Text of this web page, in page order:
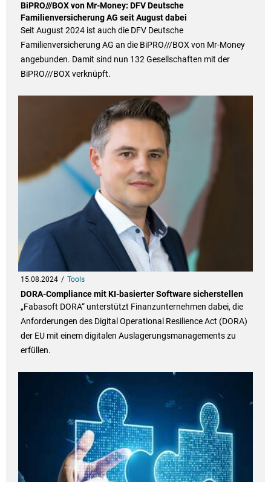
BiPRO///BOX von Mr-Money: DFV Deutsche
Familienversicherung AG seit August dabei
Seit August 2024 ist auch die DFV Deutsche
Familienversicherung AG an die BiPRO///BOX von Mr-Money
angebunden. Damit sind nun 132 Gesellschaften mit der
BiPRO///BOX verknüpft.
15.08.2024 Tools
DORA-Compliance mit KI-basierter Software sicherstellen
„Fabasoft DORA“ unterstützt Finanzunternehmen dabei, die
Anforderungen des Digital Operational Resilience Act (DORA)
der EU mit einem digitalen Auslagerungsmanagements zu
erfüllen.